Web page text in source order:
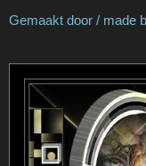
Gemaakt
Gemaakt